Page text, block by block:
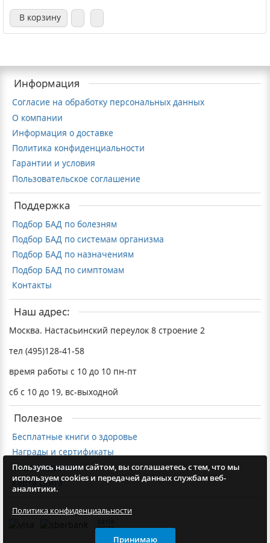
В корзину
Информация
Согласие на обработку персональных данных
О компании
Информация о доставке
Политика конфиденциальности
Гарантии и условия
Пользовательское соглашение
Поддержка
Подбор БАД по болезням
Подбор БАД по системам организма
Подбор БАД по назначениям
Подбор БАД по симптомам
Контакты
Наш адрес:
Москва. Настасьинский переулок 8 строение 2
тел (495)128-41-58
время работы с 10 до 10 пн-пт
сб с 10 до 19, вс-выходной
Полезное
Бесплатные книги о здоровье
Награды и сертификаты
Наша видеотека
Карта сайта
Пользуясь нашим сайтом, вы соглашаетесь с тем, что мы
используем cookies и передачей данных службам веб-
аналитики.
Политика конфиденциальности
Принимаю